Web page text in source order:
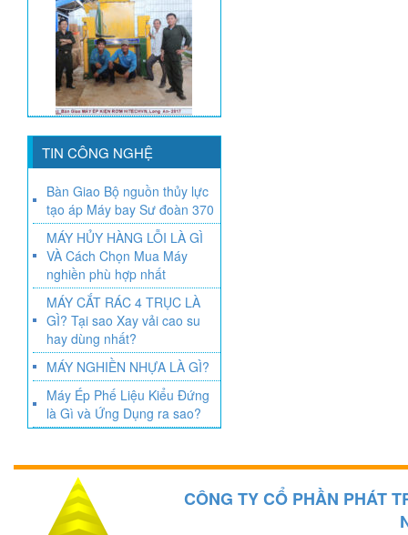
TIN CÔNG NGHỆ
Bàn Giao Bộ nguồn thủy lực
tạo áp Máy bay Sư đoàn 370
MÁY HỦY HÀNG LỖI LÀ GÌ
VÀ Cách Chọn Mua Máy
nghiền phù hợp nhất
MÁY CẮT RÁC 4 TRỤC LÀ
GÌ? Tại sao Xay vải cao su
hay dùng nhất?
MÁY NGHIỀN NHỰA LÀ GÌ?
Máy Ép Phế Liệu Kiểu Đứng
là Gì và Ứng Dụng ra sao?
CÔNG TY CỔ PHẦN PHÁT